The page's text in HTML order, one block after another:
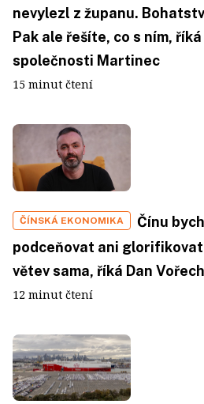
nevylezl z županu.
Pak ale řešíte, co s ním,
společnosti Martinec
15 minut čtení
ČÍNSKÁ EKONOMIKA
Čínu
podceňovat ani
větev sama, říká Dan
12 minut čtení